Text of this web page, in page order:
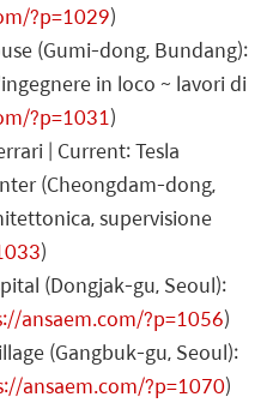
?p=1029)
(Gumi-dong, Bundang):
in loco ~ lavori di
?p=1031)
| Current: Tesla
(Cheongdam-dong,
supervisione
)
(Dongjak-gu, Seoul):
ansaem.com/?p=1056)
(Gangbuk-gu, Seoul):
ansaem.com/?p=1070)